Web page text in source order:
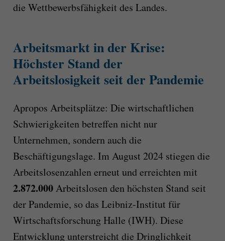
die Wettbewerbsfähigkeit des Landes.
Arbeitsmarkt in der Krise:
Höchster Stand der
Arbeitslosigkeit seit der Pandemie
Apropos Arbeitsplätze: Die wirtschaftlichen
Schwierigkeiten betreffen nicht nur
Unternehmen, sondern auch die
Beschäftigungslage. Im August 2024 stiegen die
Arbeitslosenzahlen erneut und erreichten mit
2.872.000Arbeitslosen den höchsten Stand seit
der Pandemie, so das Leibniz-Institut für
Wirtschaftsforschung Halle (IWH). Diese
Entwicklung unterstreicht die Dringlichkeit